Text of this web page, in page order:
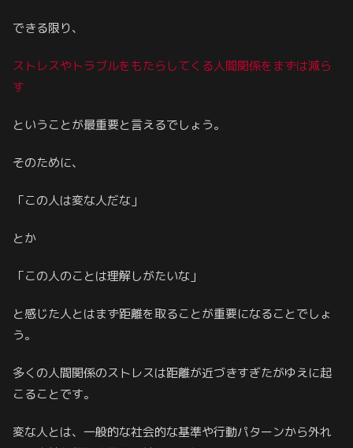
できる限り、
ストレスやトラブルをもたらしてくる人間関係をまずは減ら
す
ということが最重要と言えるでしょう。
そのために、
「この人は変な人だな」
とか
「この人のことは理解しがたいな」
と感じた人とはまず距離を取ることが重要になることでしょ
う。
多くの人間関係のストレスは距離が近づきすぎたがゆえに起
こることです。
変な人とは、一般的な社会的な基準や行動パターンから外れ